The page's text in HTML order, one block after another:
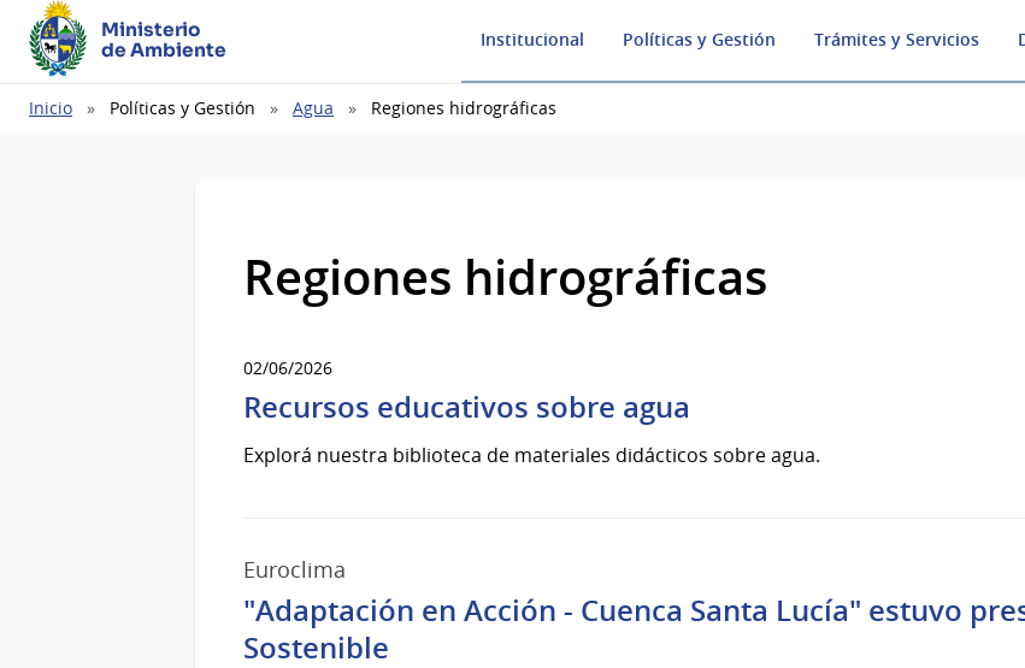
Ministerio
de Ambiente
Institucional Políticas y Gestión Trámites y Servicios
Ruta
Inicio Políticas y Gestión Agua Regiones hidrográficas
Regiones hidrográficas
02/06/2026
Recursos educativos sobre agua
Explorá nuestra biblioteca de materiales didácticos sobre agua.
Euroclima
"Adaptación en Acción - Cuenca Santa Lucía" estuvo
Sostenible